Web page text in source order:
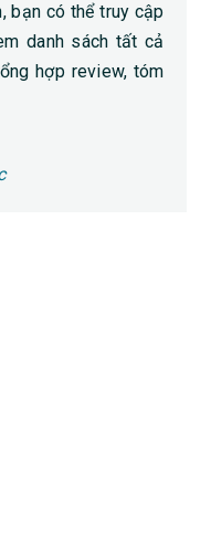
bạn có thể truy cập
danh sách tất cả
hợp review, tóm